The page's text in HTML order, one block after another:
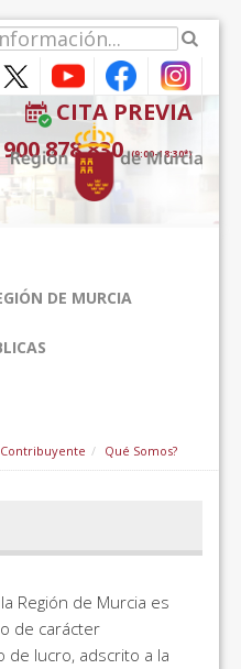
CITA PREVIA
900 878 830 (9:00-18:30*)
DE MURCIA
Qué Somos?
Región de Murcia es
de carácter
de lucro, adscrito a la